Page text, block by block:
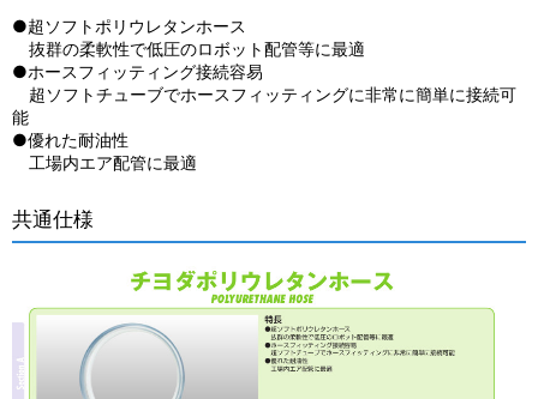
●超ソフトポリウレタンホース
抜群の柔軟性で低圧のロボット配管等に最適
●ホースフィッティング接続容易
超ソフトチューブでホースフィッティングに非常に簡単に接続可
能
●優れた耐油性
工場内エア配管に最適
共通仕様